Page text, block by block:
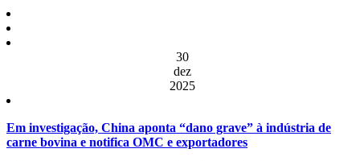
30
dez
2025
Em investigação, China aponta “dano grave” à indústria de
carne bovina e notifica OMC e exportadores